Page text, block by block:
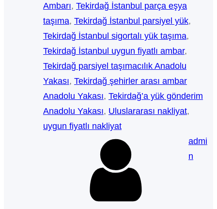
Ambarı, Tekirdağ İstanbul parça eşya
taşıma, Tekirdağ İstanbul parsiyel yük
Tekirdağ İstanbul sigortalı yük taşıma
Tekirdağ İstanbul uygun fiyatlı ambar
Tekirdağ parsiyel taşımacılık Anadolu
Yakası, Tekirdağ şehirler arası ambar
Anadolu Yakası, Tekirdağ’a yük gönderim
Anadolu Yakası, Uluslararası nakliyat
uygun fiyatlı nakliyat
admi
n